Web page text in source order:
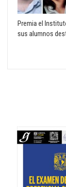
Premia el
sus alumnos